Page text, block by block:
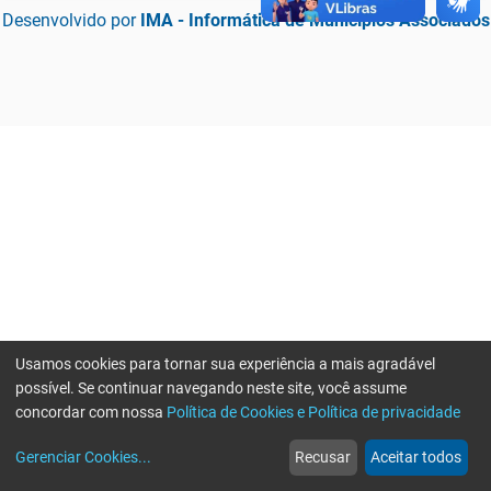
Desenvolvido por IMA - Informática de Municípios Associados
web
Notícias
more_horiz
Mais
Usamos cookies para tornar sua experiência a mais agradável
possível. Se continuar navegando neste site, você assume
concordar com nossa Política de Cookies e Política de privacidade
Gerenciar Cookies... Recusar Aceitar todos
Erro ao enviar informações, por favor tente novamente